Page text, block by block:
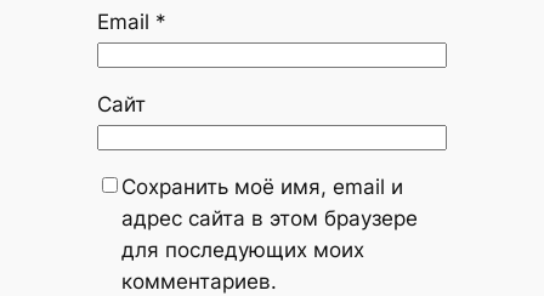
Email *
Сайт
Сохранить моё имя, email и
адрес сайта в этом браузере
для последующих моих
комментариев.